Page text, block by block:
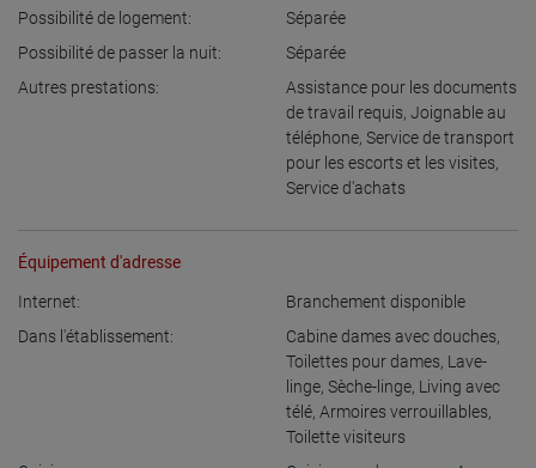
Possibilité de logement:
Séparée
Possibilité de passer la nuit:
Séparée
Autres prestations:
Assistance pour les documents
de travail requis, Joignable au
téléphone, Service de transport
pour les escorts et les visites,
Service d'achats
Équipement d'adresse
Internet:
Branchement disponible
Dans l'établissement:
Cabine dames avec douches,
Toilettes pour dames, Lave-
linge, Sèche-linge, Living avec
télé, Armoires verrouillables,
Toilette visiteurs